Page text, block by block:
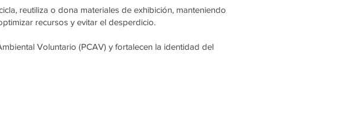
reutiliza o dona materiales de exhibición, manteniendo
recursos y evitar el desperdicio.
Voluntario (PCAV) y fortalecen la identidad del